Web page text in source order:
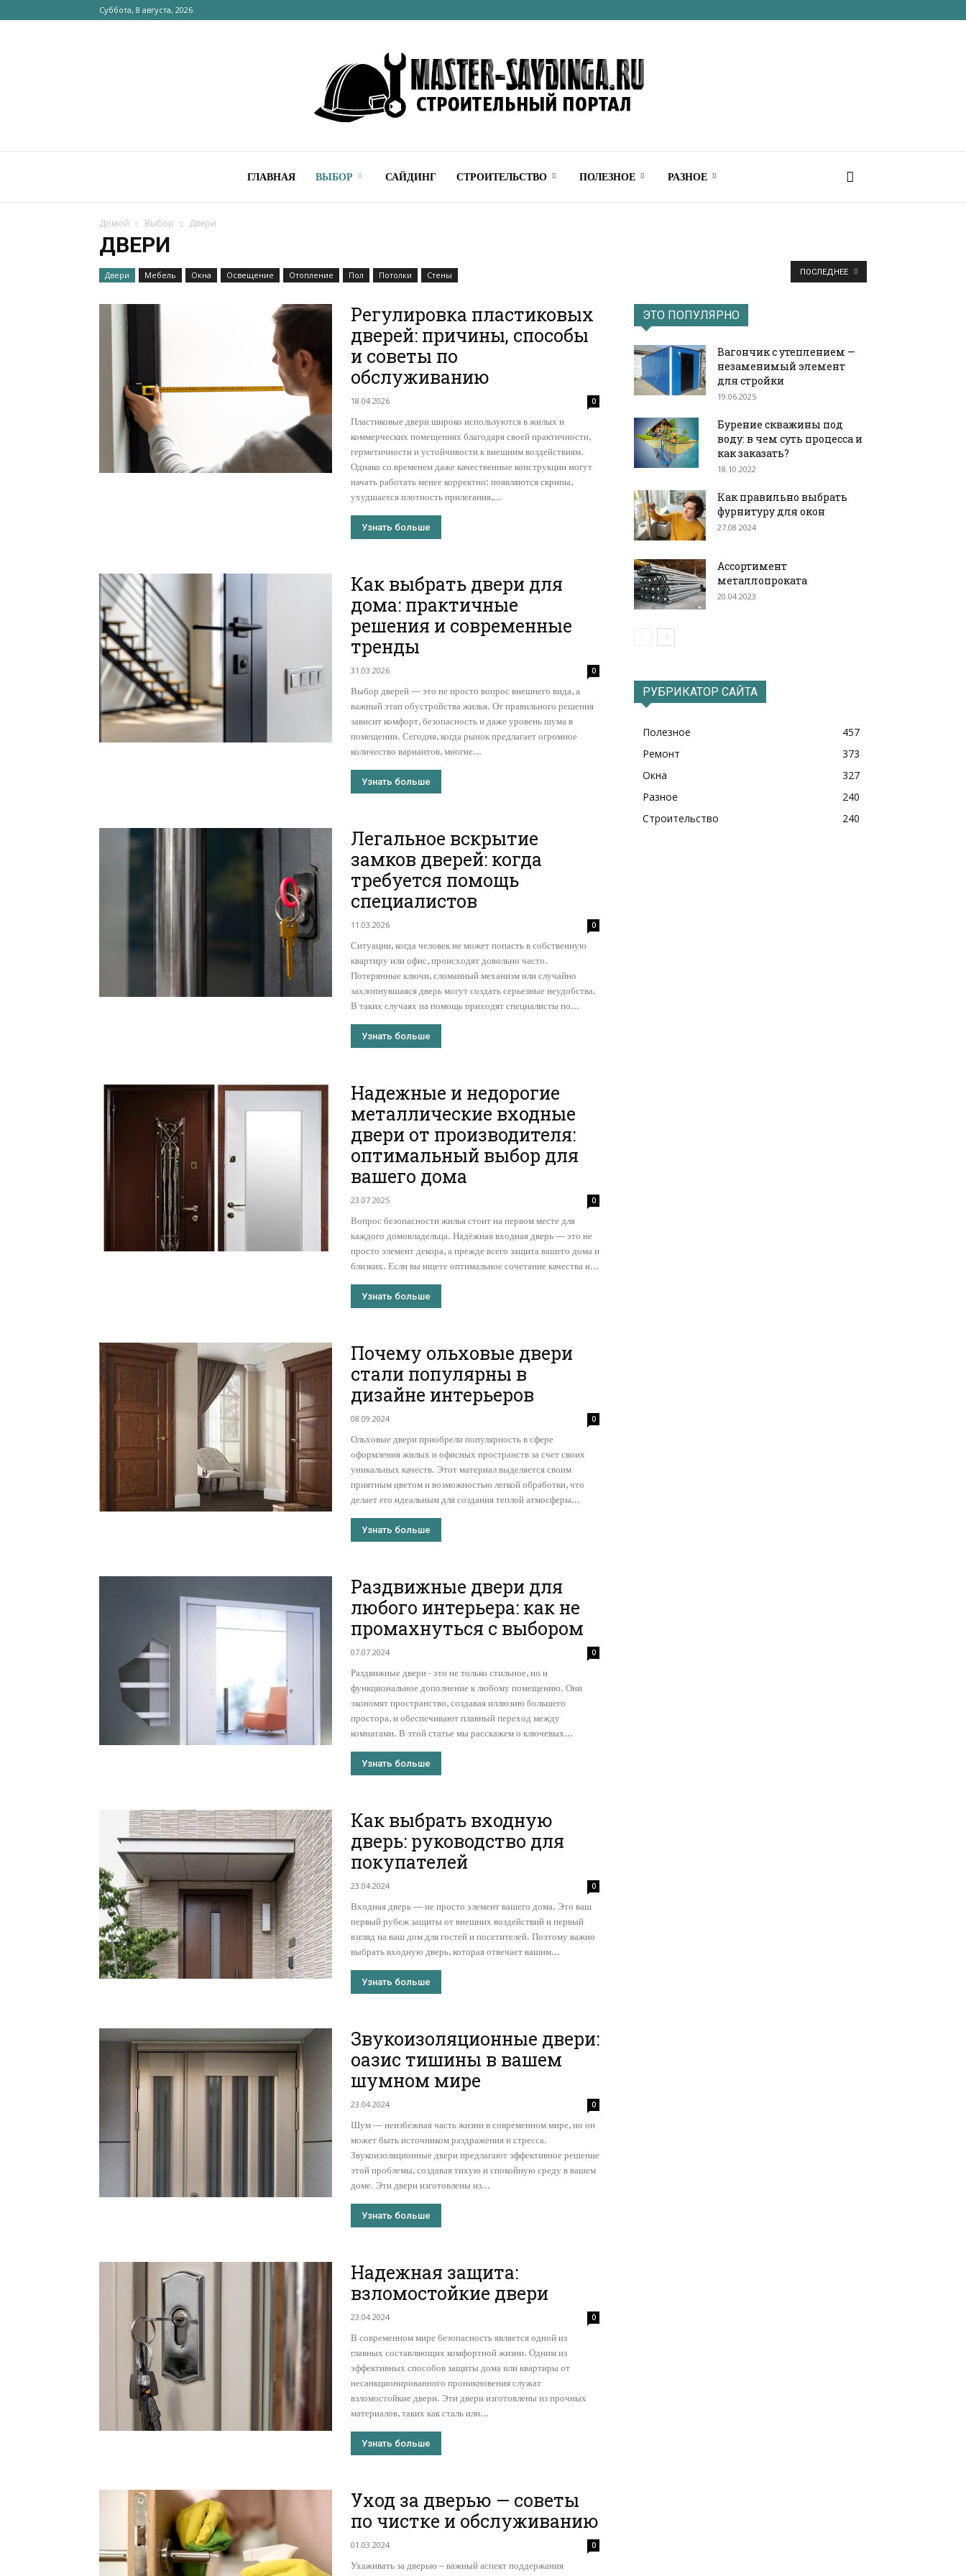
Суббота, 8 августа, 2026
Строительный
ГЛАВНАЯ ВЫБОР САЙДИНГ СТРОИТЕЛЬСТВО ПОЛЕЗНОЕ РАЗНОЕ
Домой Выбор Двери
ДВЕРИ
Двери Мебель Окна Освещение Отопление Пол Потолки Стены ПОСЛЕДНЕЕ
Регулировка пластиковых
дверей: причины, способы
и советы по
обслуживанию
18.04.2026 0
Пластиковые двери широко используются в жилых и
коммерческих помещениях благодаря своей практичности,
герметичности и устойчивости к внешним воздействиям.
Однако со временем даже качественные конструкции могут
начать работать менее корректно: появляются скрипы,
ухудшается плотность прилегания,...
Узнать больше
Как выбрать двери для
дома: практичные
решения и современные
тренды
31.03.2026 0
Выбор дверей — это не просто вопрос внешнего вида, а
важный этап обустройства жилья. От правильного решения
зависит комфорт, безопасность и даже уровень шума в
помещении. Сегодня, когда рынок предлагает огромное
количество вариантов, многие...
Узнать больше
Легальное вскрытие
замков дверей: когда
требуется помощь
специалистов
11.03.2026 0
Ситуации, когда человек не может попасть в собственную
квартиру или офис, происходят довольно часто.
Потерянные ключи, сломанный механизм или случайно
захлопнувшаяся дверь могут создать серьезные неудобства.
В таких случаях на помощь приходят специалисты по...
Узнать больше
Надежные и недорогие
металлические входные
двери от производителя:
оптимальный выбор для
вашего дома
23.07.2025 0
Вопрос безопасности жилья стоит на первом месте для
каждого домовладельца. Надёжная входная дверь — это не
просто элемент декора, а прежде всего защита вашего дома и
близких. Если вы ищете оптимальное сочетание качества и...
Узнать больше
Почему ольховые двери
стали популярны в
дизайне интерьеров
08.09.2024 0
Ольховые двери приобрели популярность в сфере
оформления жилых и офисных пространств за счет своих
уникальных качеств. Этот материал выделяется своим
приятным цветом и возможностью легкой обработки, что
делает его идеальным для создания теплой атмосферы...
Узнать больше
Раздвижные двери для
любого интерьера: как не
промахнуться с выбором
07.07.2024 0
Раздвижные двери - это не только стильное, но и
функциональное дополнение к любому помещению. Они
экономят пространство, создавая иллюзию большего
простора, и обеспечивают плавный переход между
комнатами. В этой статье мы расскажем о ключевых...
Узнать больше
Как выбрать входную
дверь: руководство для
покупателей
23.04.2024 0
Входная дверь — не просто элемент вашего дома. Это ваш
первый рубеж защиты от внешних воздействий и первый
взгляд на ваш дом для гостей и посетителей. Поэтому важно
выбрать входную дверь, которая отвечает вашим...
Узнать больше
Звукоизоляционные двери:
оазис тишины в вашем
шумном мире
23.04.2024 0
Шум — неизбежная часть жизни в современном мире, но он
может быть источником раздражения и стресса.
Звукоизоляционные двери предлагают эффективное решение
этой проблемы, создавая тихую и спокойную среду в вашем
доме. Эти двери изготовлены из...
Узнать больше
Надежная защита:
взломостойкие двери
23.04.2024 0
В современном мире безопасность является одной из
главных составляющих комфортной жизни. Одним из
эффективных способов защиты дома или квартиры от
несанкционированного проникновения служат
взломостойкие двери. Эти двери изготовлены из прочных
материалов, таких как сталь или...
Узнать больше
Уход за дверью — советы
по чистке и обслуживанию
01.03.2024 0
Ухаживать за дверью – важный аспект поддержания
ЭТО ПОПУЛЯРНО
Вагончик с утеплением —
незаменимый элемент
для стройки
19.06.2025
Бурение скважины под
воду: в чем суть процесса и
как заказать?
18.10.2022
Как правильно выбрать
фурнитуру для окон
27.08.2024
Ассортимент
металлопроката
20.04.2023
РУБРИКАТОР САЙТА
Полезное
457
Ремонт
373
Окна
327
Разное
240
Строительство
240